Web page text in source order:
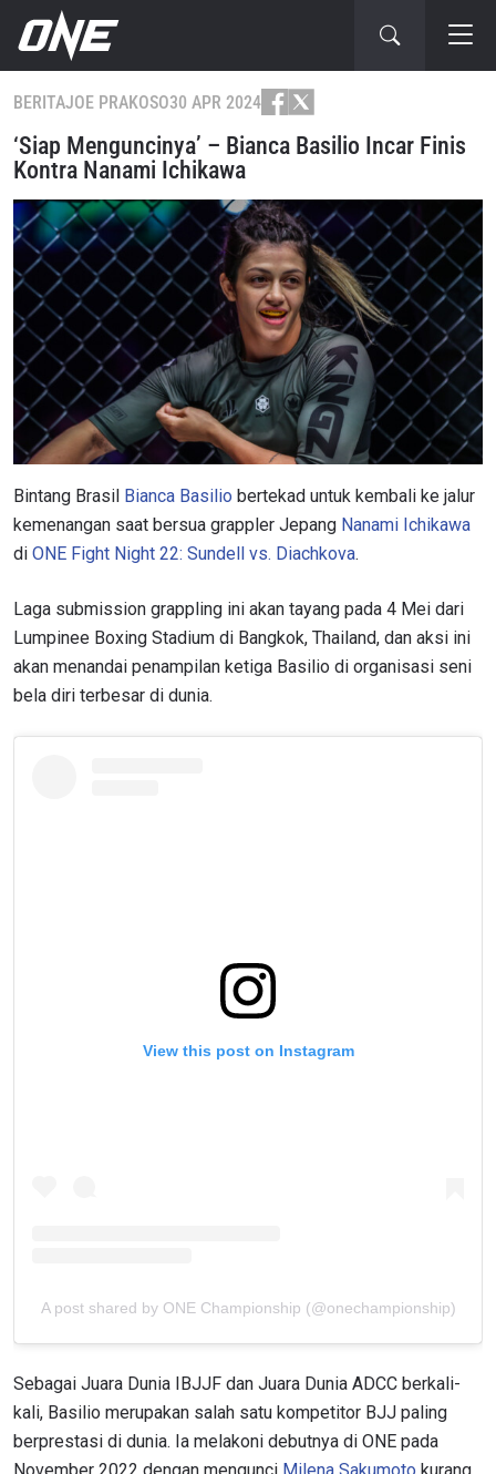
BERITAJOE PRAKOSO30 APR 2024
‘Siap Menguncinya’ – Bianca Basilio Incar Finis
Kontra Nanami Ichikawa
Bintang Brasil Bianca Basilio bertekad untuk kembali ke jalur
kemenangan saat bersua grappler Jepang Nanami Ichikawa
di ONE Fight Night 22: Sundell vs. Diachkova.
Laga submission grappling ini akan tayang pada 4 Mei dari
Lumpinee Boxing Stadium di Bangkok, Thailand, dan aksi ini
akan menandai penampilan ketiga Basilio di organisasi seni
bela diri terbesar di dunia.
View this post on Instagram
A post shared by ONE Championship (@onechampionship)
Sebagai Juara Dunia IBJJF dan Juara Dunia ADCC berkali-
kali, Basilio merupakan salah satu kompetitor BJJ paling
berprestasi di dunia. Ia melakoni debutnya di ONE pada
November 2022 dengan mengunci Milena Sakumoto kurang